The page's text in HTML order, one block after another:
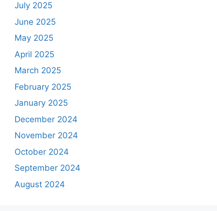
July 2025
June 2025
May 2025
April 2025
March 2025
February 2025
January 2025
December 2024
November 2024
October 2024
September 2024
August 2024